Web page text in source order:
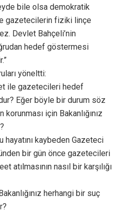
bile olsa demokratik
gazetecilerin fiziki linçe
Devlet Bahçeli’nin
hedef göstermesi
yöneltti:
ile gazetecileri hedef
Eğer böyle bir durum söz
için Bakanlığınız
kaybeden Gazeteci
bir gün önce gazetecileri
nasıl bir karşılığı
herhangi bir suç